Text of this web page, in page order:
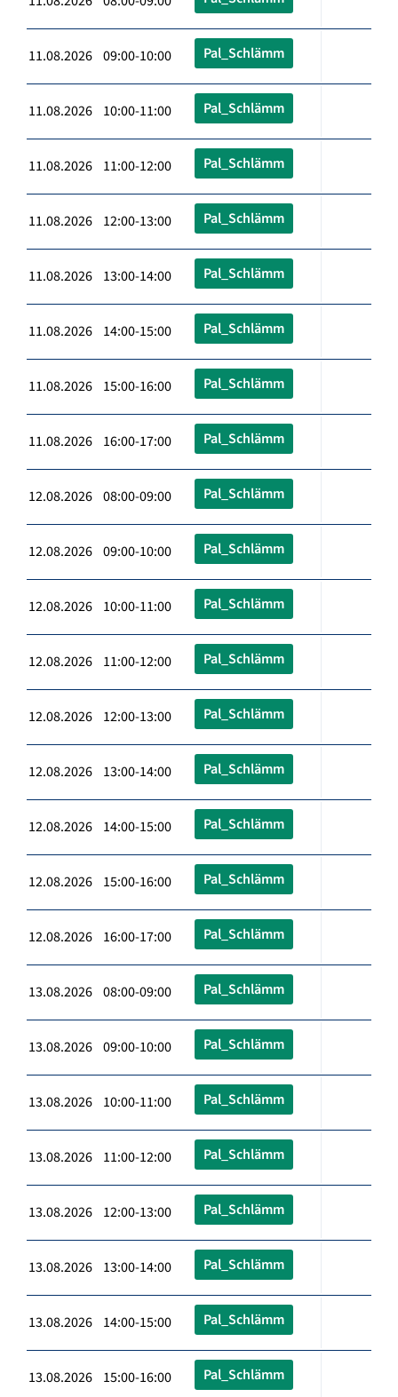
11.08.2026 09:00-10:00 Pal_Schlämm
11.08.2026 10:00-11:00 Pal_Schlämm
11.08.2026 11:00-12:00 Pal_Schlämm
11.08.2026 12:00-13:00 Pal_Schlämm
11.08.2026 13:00-14:00 Pal_Schlämm
11.08.2026 14:00-15:00 Pal_Schlämm
11.08.2026 15:00-16:00 Pal_Schlämm
11.08.2026 16:00-17:00 Pal_Schlämm
12.08.2026 08:00-09:00 Pal_Schlämm
12.08.2026 09:00-10:00 Pal_Schlämm
12.08.2026 10:00-11:00 Pal_Schlämm
12.08.2026 11:00-12:00 Pal_Schlämm
12.08.2026 12:00-13:00 Pal_Schlämm
12.08.2026 13:00-14:00 Pal_Schlämm
12.08.2026 14:00-15:00 Pal_Schlämm
12.08.2026 15:00-16:00 Pal_Schlämm
12.08.2026 16:00-17:00 Pal_Schlämm
13.08.2026 08:00-09:00 Pal_Schlämm
13.08.2026 09:00-10:00 Pal_Schlämm
13.08.2026 10:00-11:00 Pal_Schlämm
13.08.2026 11:00-12:00 Pal_Schlämm
13.08.2026 12:00-13:00 Pal_Schlämm
13.08.2026 13:00-14:00 Pal_Schlämm
13.08.2026 14:00-15:00 Pal_Schlämm
13.08.2026 15:00-16:00 Pal_Schlämm